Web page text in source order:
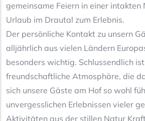
gemeinsame Feiern in einer intakten
Urlaub im Drautal zum Erlebnis.
Der persönliche Kontakt zu unsern
alljährlich aus vielen Ländern
besonders wichtig. Schlussendlich
freundschaftliche Atmosphäre, die
sich unsere Gäste am Hof so wohl
unvergesslichen Erlebnissen vieler
Aktivitäten aus der stillen Natur